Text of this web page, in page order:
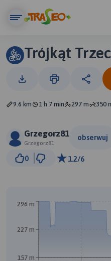
Trójkąt
9.6 km 1 h 7 min 297 m 350
Grzegorz81
Grzegorz81
obserwuj
0 1.2/6
157 m
227 m
296 m